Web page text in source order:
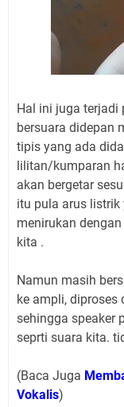
Hal ini juga terjadi
bersuara didepan
tipis yang ada
lilitan/kumparan
akan bergetar
itu pula arus
menirukan
kita .
Namun masih
ke ampli, diproses
sehingga speaker
seprti suara kita.
(Baca Juga
Vokalis)